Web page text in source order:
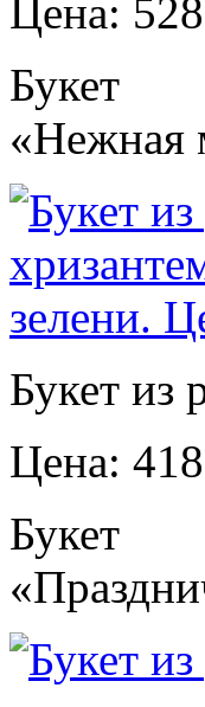
Цена:
Букет
«Нежная
Букет из
Цена:
Букет